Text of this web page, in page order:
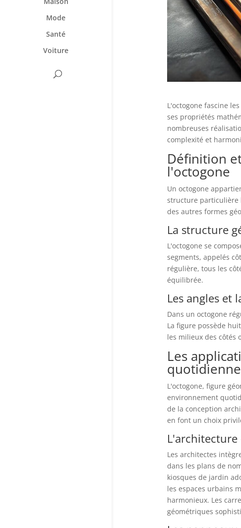
Mode
Santé
Voiture
L'octogone fascine
ses propriétés
nombreuses
complexité et
Définition
l'octogone
Un octogone
structure particulière
des autres formes
La structure
L'octogone se
segments, appelés
régulière, tous les
équilibrée.
Les angles et
Dans un octogone
La figure possède
les milieux des côtés
Les
quotidienne
L'octogone, figure
environnement
de la conception
en font un choix
Les architectes
dans les plans de
kiosques de jardin
les espaces urbains
harmonieux. Les
géométriques